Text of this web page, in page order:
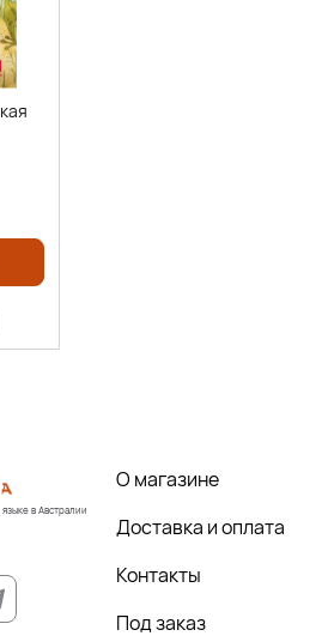
в Австралии
О магазине
Доставка и оплата
Контакты
Под заказ